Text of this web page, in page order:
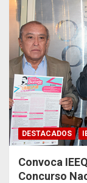
DESTACADOS
Convoca
Concurso